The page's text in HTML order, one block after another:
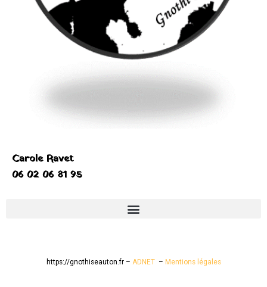
Carole Ravet
06 02 06 81 95
https://gnothiseauton.fr – ADNET – Mentions légales